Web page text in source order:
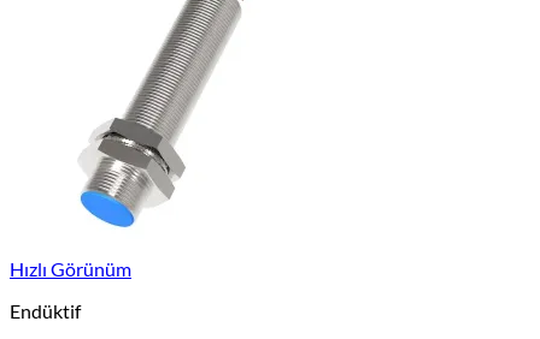
Hızlı Görünüm
Endüktif